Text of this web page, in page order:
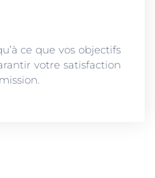
ce que vos objectifs
votre satisfaction